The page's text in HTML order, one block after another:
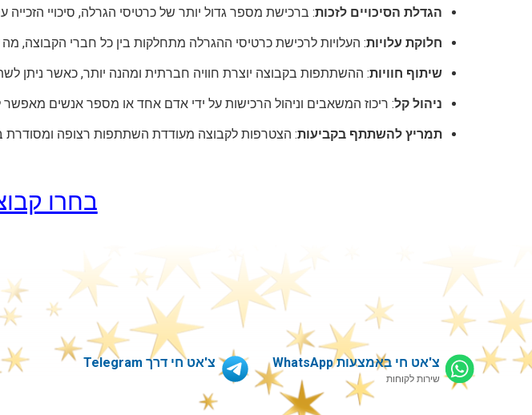
הגדלת הסיכויים לזכות: ברכישת מספר גדול יותר של כרטיסי הגרלה, סיכויי הזכייה
חלוקת עלויות: העלויות לרכישת כרטיסי ההגרלה מתחלקות בין כל חברי
שיתוף חוויות: ההשתתפות בקבוצה יוצרת חוויה חברתית ומהנה יותר, כאשר ניתן
ניהול קל: ריכוז המשאבים וניהול הרכישות על ידי אדם אחד או מספר אנשים
תמריץ להשתתף בקביעות: הצטרפות לקבוצה מעודדת השתתפות רצופה ומסודרת
בחרו
צ'אט חי באמצעות WhatsApp
שירות לקוחות
צ'אט חי דרך Telegram